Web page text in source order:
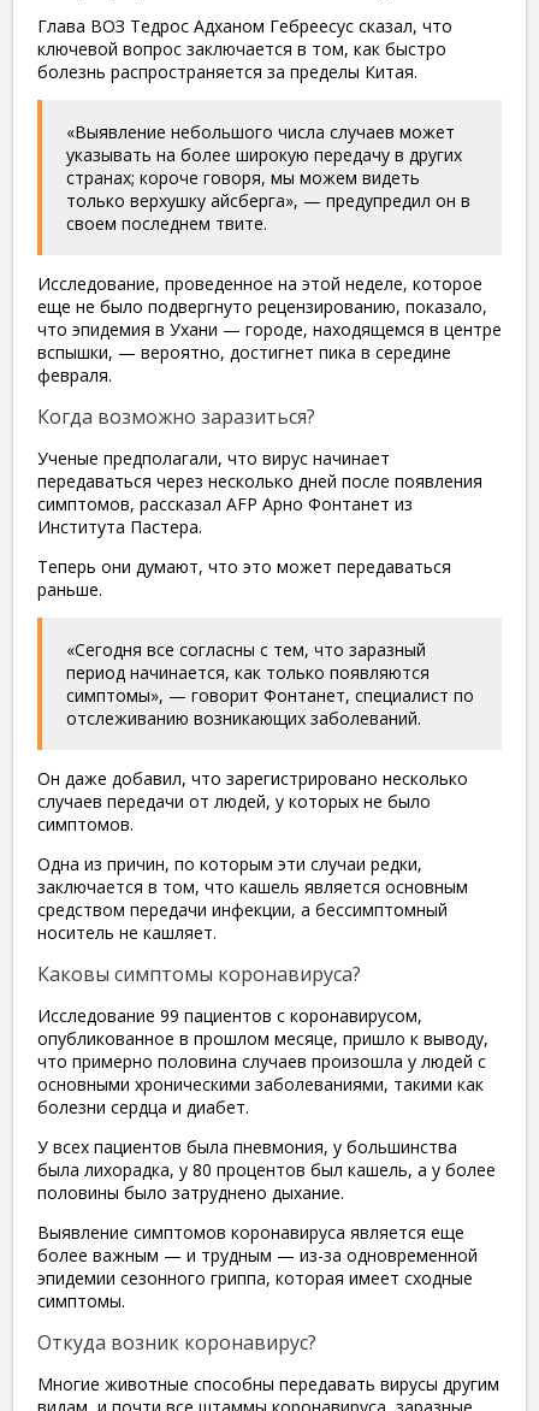
Глава ВОЗ Тедрос Адханом Гебреесус сказал, что
ключевой вопрос заключается в том, как быстро
болезнь распространяется за пределы Китая.
«Выявление небольшого числа случаев может
указывать на более широкую передачу в других
странах; короче говоря, мы можем видеть
только верхушку айсберга», — предупредил он в
своем последнем твите.
Исследование, проведенное на этой неделе, которое
еще не было подвергнуто рецензированию, показало,
что эпидемия в Ухани — городе, находящемся в центре
вспышки, — вероятно, достигнет пика в середине
февраля.
Когда возможно заразиться?
Ученые предполагали, что вирус начинает
передаваться через несколько дней после появления
симптомов, рассказал AFP Арно Фонтанет из
Института Пастера.
Теперь они думают, что это может передаваться
раньше.
«Сегодня все согласны с тем, что заразный
период начинается, как только появляются
симптомы», — говорит Фонтанет, специалист по
отслеживанию возникающих заболеваний.
Он даже добавил, что зарегистрировано несколько
случаев передачи от людей, у которых не было
симптомов.
Одна из причин, по которым эти случаи редки,
заключается в том, что кашель является основным
средством передачи инфекции, а бессимптомный
носитель не кашляет.
Каковы симптомы коронавируса?
Исследование 99 пациентов с коронавирусом,
опубликованное в прошлом месяце, пришло к выводу,
что примерно половина случаев произошла у людей с
основными хроническими заболеваниями, такими как
болезни сердца и диабет.
У всех пациентов была пневмония, у большинства
была лихорадка, у 80 процентов был кашель, а у более
половины было затруднено дыхание.
Выявление симптомов коронавируса является еще
более важным — и трудным — из-за одновременной
эпидемии сезонного гриппа, которая имеет сходные
симптомы.
Откуда возник коронавирус?
Многие животные способны передавать вирусы другим